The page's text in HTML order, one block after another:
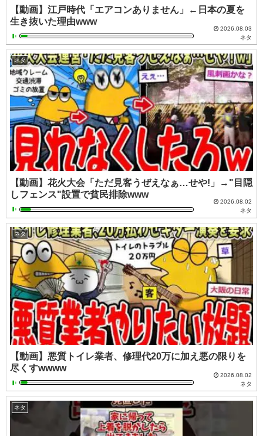
【動画】江戸時代「エアコンありません」←日本の夏を
生き抜いた理由www
2026.08.03
ネタ
ネタ
【動画】花火大会「ただ見客うぜえなぁ…せや!」→"目隠
しフェンス"設置で貧民排除www
2026.08.02
ネタ
ネタ
【動画】悪質トイレ業者、修理代20万に加え悪の限りを
尽くすwwww
2026.08.02
ネタ
ネタ